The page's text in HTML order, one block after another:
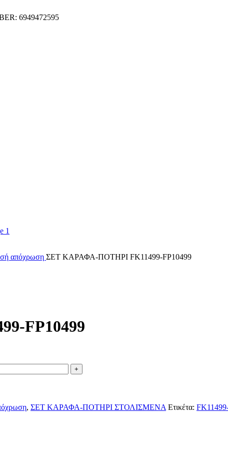
6949472595
απόχρωση ΣΕΤ ΚΑΡΑΦΑ-ΠΟΤΗΡΙ FK11499-FP10499
FP10499
, ΣΕΤ ΚΑΡΑΦΑ-ΠΟΤΗΡΙ ΣΤΟΛΙΣΜΕΝΑ Ετικέτα: